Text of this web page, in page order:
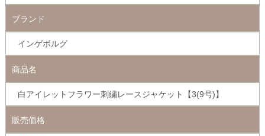
ブランド
インゲボルグ
商品名
白アイレットフラワー刺繍レースジャケット【3(9号)】
販売価格